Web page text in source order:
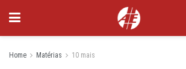
Home Matérias 10 mais